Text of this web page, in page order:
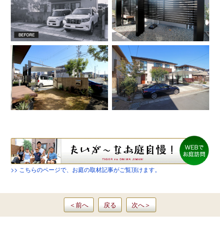
>> こちらのページで、お庭の取材記事がご覧頂けます。
＜前へ 戻る 次へ＞